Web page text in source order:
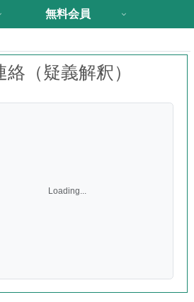
無料会員
絡（疑義解釈）
Loading...